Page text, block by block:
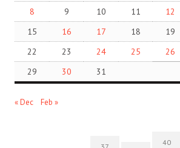
8
9 10 11 12
15
16 17 18 19
22
23 24 25 26
29
30 31
« Dec Feb »
40